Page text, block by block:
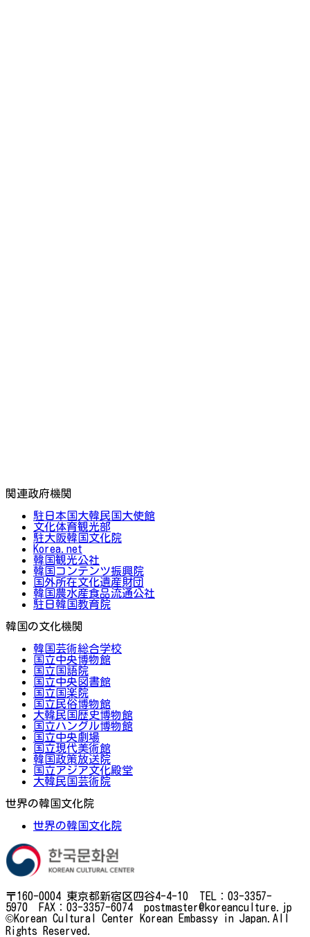
関連政府機関
駐日本国大韓民国大使館
文化体育観光部
駐大阪韓国文化院
Korea.net
韓国観光公社
韓国コンテンツ振興院
国外所在文化遺産財団
韓国農水産食品流通公社
駐日韓国教育院
韓国の文化機関
韓国芸術総合学校
国立中央博物館
国立国語院
国立中央図書館
国立国楽院
国立民俗博物館
大韓民国歴史博物館
国立ハングル博物館
国立中央劇場
国立現代美術館
韓国政策放送院
国立アジア文化殿堂
大韓民国芸術院
世界の韓国文化院
世界の韓国文化院
〒160-0004 東京都新宿区四谷4-4-10 TEL：03-3357-
5970 FAX：03-3357-6074 postmaster@koreanculture.jp
©Korean Cultural Center Korean Embassy in Japan.All
Rights Reserved.